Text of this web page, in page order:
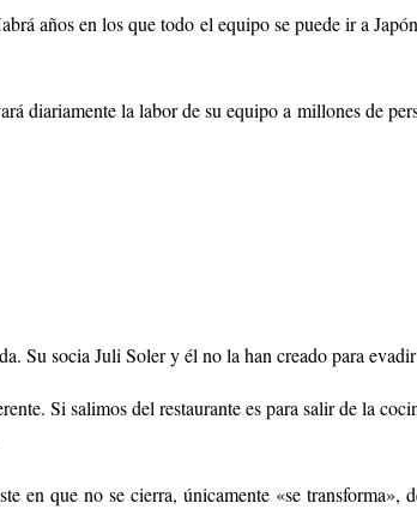
años en los que todo el equipo se puede ir a
diariamente la labor de su equipo a millones de
Su socia Juli Soler y él no la han creado para
Si salimos del restaurante es para salir de la
que no se cierra, únicamente «se